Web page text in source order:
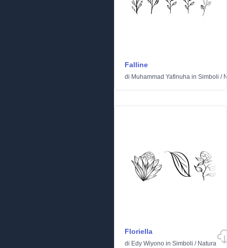
Falline
di Muhammad Yafinuha in Simboli /
Floriella
di Edy Wiyono in Simboli / Natura